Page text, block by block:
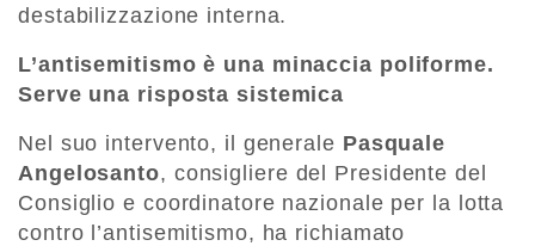
destabilizzazione interna.
L’antisemitismo è una minaccia poliforme.
Serve una risposta sistemica
Nel suo intervento, il generale Pasquale
Angelosanto, consigliere del Presidente del
Consiglio e coordinatore nazionale per la lotta
contro l’antisemitismo, ha richiamato